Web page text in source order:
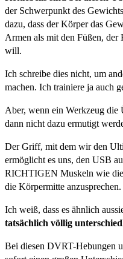
der Schwerpunkt des
dazu, dass der Körper das
Armen als mit den Füßen, der
will.
Ich schreibe dies nicht, um
machen. Ich trainiere ja auch
Aber, wenn ein Werkzeug die
dann nicht dazu ermutigt
Der Griff, mit dem wir den
ermöglicht es uns, den USB
RICHTIGEN Muskeln wie
die Körpermitte anzusprechen.
Ich weiß, dass es ähnlich
tatsächlich völlig
Bei diesen DVRT-Hebungen